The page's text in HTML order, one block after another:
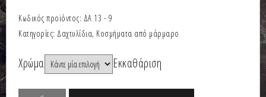
Κωδικός προϊόντος: ΔΑ 13 - 9
Κατηγορίες: Δαχτυλίδια, Κοσμήματα από μάρμαρο
Χρώμα Εκκαθάριση